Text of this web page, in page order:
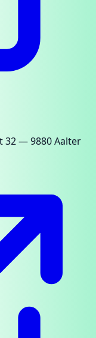
32— 9880 Aalter